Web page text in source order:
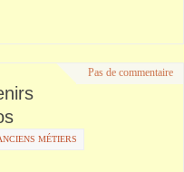
Pas de commentaire
MÉTIERS